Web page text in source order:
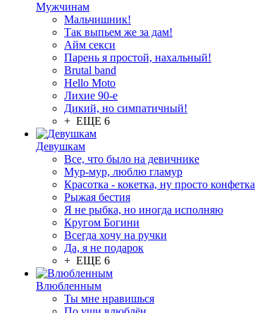
Мужчинам
Мальчишник!
Так выпьем же за дам!
Айм секси
Парень я простой, нахальный!
Brutal band
Hello Moto
Лихие 90-е
Дикий, но симпатичный!
+ ЕЩЕ 6
Девушкам
Все, что было на девичнике
Мур-мур, люблю гламур
Красотка - кокетка, ну просто конфетка
Рыжая бестия
Я не рыбка, но иногда исполняю
Кругом Богини
Всегда хочу на ручки
Да, я не подарок
+ ЕЩЕ 6
Влюбленным
Ты мне нравишься